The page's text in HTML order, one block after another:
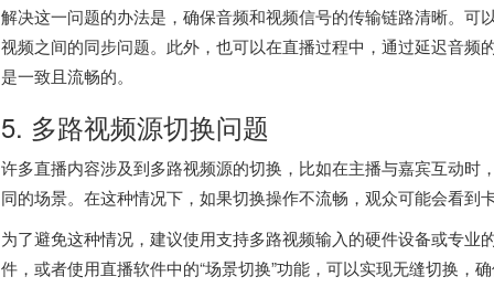
解决这一问题的办法是，确保音频和视频信号的传输链路清晰。可
视频之间的同步问题。此外，也可以在直播过程中，通过延迟音频
是一致且流畅的。
5. 多路视频源切换问题
许多直播内容涉及到多路视频源的切换，比如在主播与嘉宾互动时
同的场景。在这种情况下，如果切换操作不流畅，观众可能会看到
为了避免这种情况，建议使用支持多路视频输入的硬件设备或专业
件，或者使用直播软件中的“场景切换”功能，可以实现无缝切换，